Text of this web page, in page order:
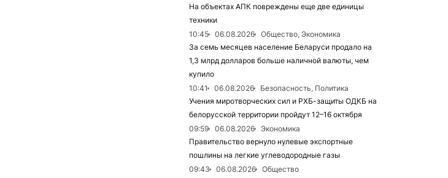
На объектах АПК повреждены еще две единицы
техники
10:45
06.08.2026
Общество, Экономика
За семь месяцев население Беларуси продало на
1,3 млрд долларов больше наличной валюты, чем
купило
10:41
06.08.2026
Безопасность, Политика
Учения миротворческих сил и РХБ-защиты ОДКБ на
белорусской территории пройдут 12–16 октября
09:59
06.08.2026
Экономика
Правительство вернуло нулевые экспортные
пошлины на легкие углеводородные газы
09:43
06.08.2026
Общество